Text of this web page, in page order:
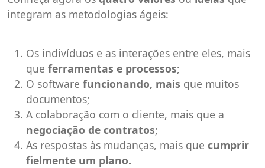
integram as metodologias ágeis:
Os indivíduos e as interações entre eles, mais
que ferramentas e processos;
O software funcionando, mais que muitos
documentos;
A colaboração com o cliente, mais que a
negociação de contratos;
As respostas às mudanças, mais que cumprir
fielmente um plano.